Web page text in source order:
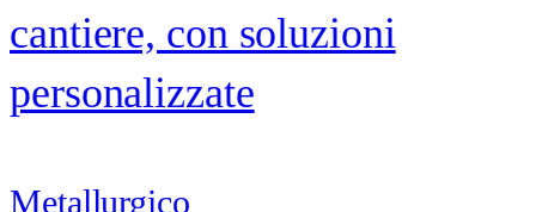
cantiere, con soluzioni
personalizzate
Metallurgico